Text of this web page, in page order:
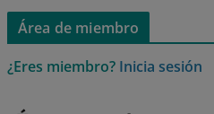
Área de miembro
¿Eres miembro? Inicia sesión